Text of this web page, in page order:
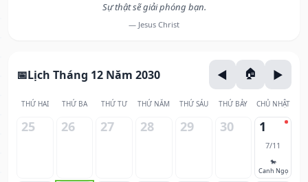
Sự thật sẽ giải phóng bạn.
— Jesus Christ
Lịch Tháng 12 Năm 2030
THỨ HAI THỨ BA THỨ TƯ THỨ NĂM THỨ SÁU THỨ BẢY CHỦ NHẬT
25 26 27 28 29 30 1
7/11
🐎
Canh Ngọ